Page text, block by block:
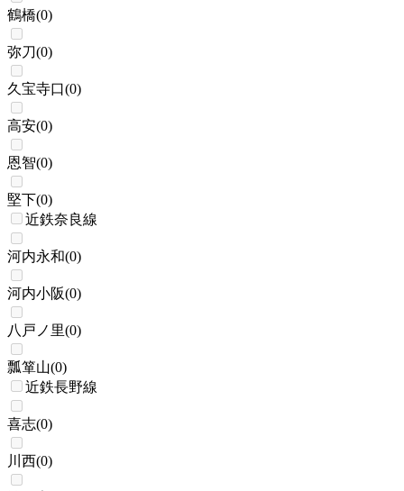
鶴橋(0)
弥刀(0)
久宝寺口(0)
高安(0)
恩智(0)
堅下(0)
近鉄奈良線
河内永和(0)
河内小阪(0)
八戸ノ里(0)
瓢箪山(0)
近鉄長野線
喜志(0)
川西(0)